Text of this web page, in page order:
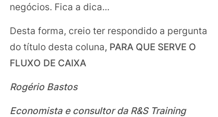
negócios. Fica a dica...
Desta forma, creio ter respondido a pergunta
do título desta coluna, PARA QUE SERVE O
FLUXO DE CAIXA
Rogério Bastos
Economista e consultor da R&S Training